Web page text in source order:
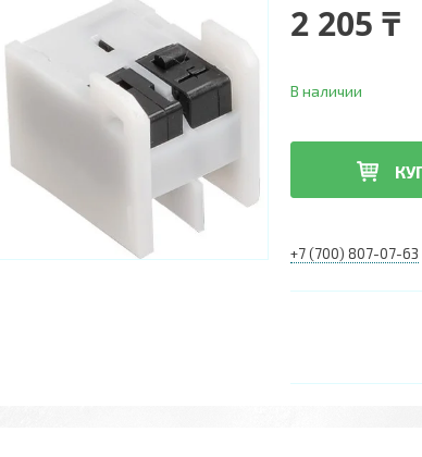
2 205 ₸
В наличии
+7 (700) 807-07-63